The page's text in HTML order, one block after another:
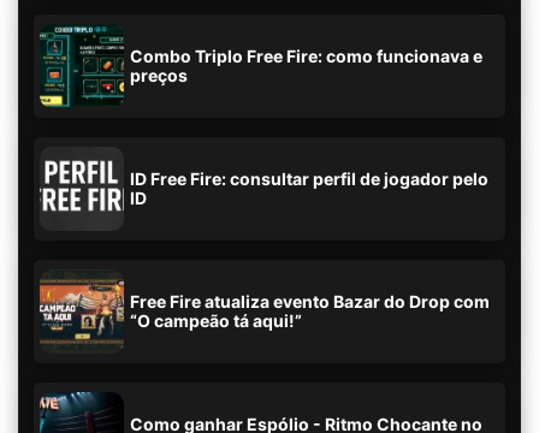
Combo Triplo Free Fire: como funcionava e
preços
ID Free Fire: consultar perfil de jogador pelo
ID
Free Fire atualiza evento Bazar do Drop com
“O campeão tá aqui!”
Como ganhar Espólio - Ritmo Chocante no